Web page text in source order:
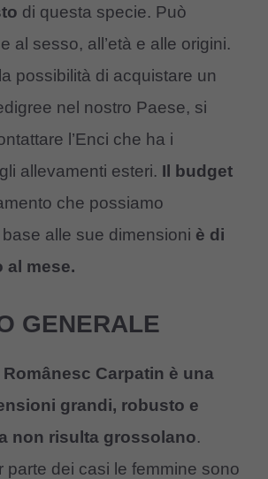
di questa specie. Può
al sesso, all’età e alle origini.
possibilità di acquistare un
nel nostro Paese, si
l’Enci che ha i
allevamenti esteri. Il budget
che possiamo
alle sue dimensioni è di
al mese.
GENERALE
Carpatin è una
grandi, robusto e
non risulta grossolano.
parte dei casi le femmine sono